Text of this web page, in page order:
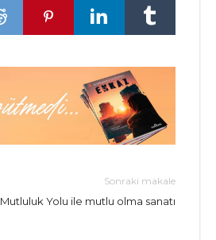
Sonraki makale
Mutluluk Yolu ile mutlu olma sanatı